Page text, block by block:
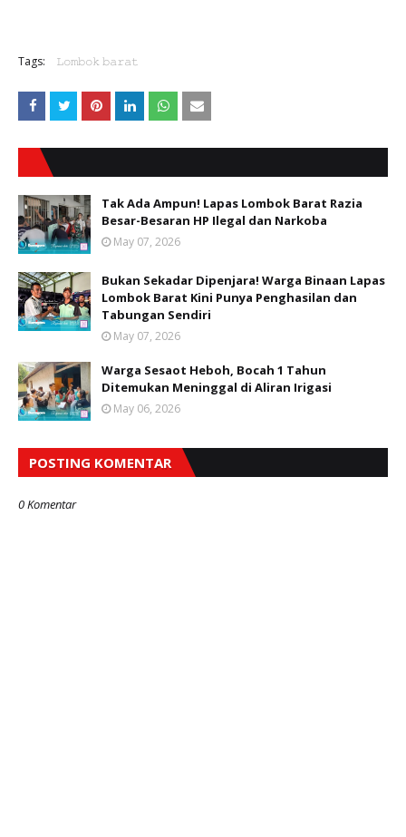
Tags: 𝙻𝚘𝚖𝚋𝚘𝚔 𝚋𝚊𝚛𝚊𝚝
Tak Ada Ampun! Lapas Lombok Barat Razia
Besar-Besaran HP Ilegal dan Narkoba
May 07, 2026
Bukan Sekadar Dipenjara! Warga Binaan Lapas
Lombok Barat Kini Punya Penghasilan dan
Tabungan Sendiri
May 07, 2026
Warga Sesaot Heboh, Bocah 1 Tahun
Ditemukan Meninggal di Aliran Irigasi
May 06, 2026
POSTING KOMENTAR
0 Komentar